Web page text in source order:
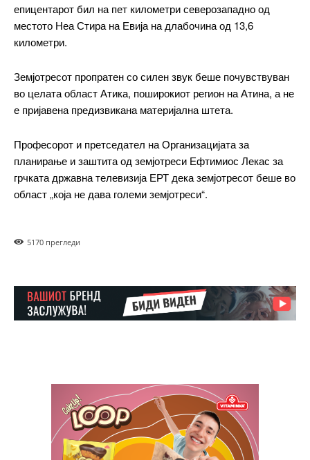
━ pricing plans
Free
Ut mollis pellentesque tortor
Nullam eu erat condimentum
Donec quis est ac felis
Orci varius natoque dolor
епицентарот бил на пет километри северозападно од
местото Неа Стира на Евија на длабочина од 13,6
километри.
Земјотресот пропратен со силен звук беше почувствуван
во целата област Атика, поширокиот регион на Атина, а не
е пријавена предизвикана материјална штета.
Професорот и претседател на Организацијата за
планирање и заштита од земјотреси Ефтимиос Лекас за
грчката државна телевизија ЕРТ дека земјотресот беше во
област „која не дава големи земјотреси“.
5170 прегледи